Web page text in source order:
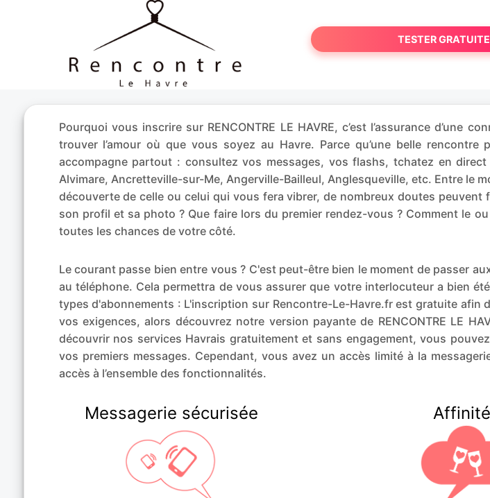
TESTER
Pourquoi vous inscrire sur RENCONTRE LE HAVRE, c’est l’assurance
trouver l’amour où que vous soyez au Havre. Parce qu’une belle
accompagne partout : consultez vos messages, vos flashs, tchatez en
Alvimare, Ancretteville-sur-Me, Angerville-Bailleul, Anglesqueville, etc. Entre le
découverte de celle ou celui qui vous fera vibrer, de nombreux doutes
son profil et sa photo ? Que faire lors du premier rendez-vous ? Comment le
toutes les chances de votre côté.
Le courant passe bien entre vous ? C'est peut-être bien le moment de passer
au téléphone. Cela permettra de vous assurer que votre interlocuteur a bien
types d'abonnements : L'inscription sur Rencontre-Le-Havre.fr est gratuite
vos exigences, alors découvrez notre version payante de RENCONTRE LE
découvrir nos services Havrais gratuitement et sans engagement, vous
vos premiers messages. Cependant, vous avez un accès limité à la
accès à l’ensemble des fonctionnalités.
Messagerie sécurisée